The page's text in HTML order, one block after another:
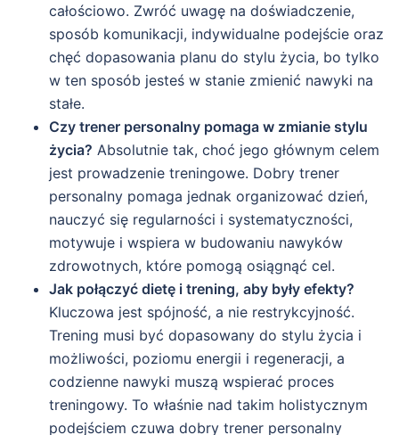
całościowo. Zwróć uwagę na doświadczenie,
sposób komunikacji, indywidualne podejście oraz
chęć dopasowania planu do stylu życia, bo tylko
w ten sposób jesteś w stanie zmienić nawyki na
stałe.
Czy trener personalny pomaga w zmianie stylu
życia? Absolutnie tak, choć jego głównym celem
jest prowadzenie treningowe. Dobry trener
personalny pomaga jednak organizować dzień,
nauczyć się regularności i systematyczności,
motywuje i wspiera w budowaniu nawyków
zdrowotnych, które pomogą osiągnąć cel.
Jak połączyć dietę i trening, aby były efekty?
Kluczowa jest spójność, a nie restrykcyjność.
Trening musi być dopasowany do stylu życia i
możliwości, poziomu energii i regeneracji, a
codzienne nawyki muszą wspierać proces
treningowy. To właśnie nad takim holistycznym
podejściem czuwa dobry trener personalny